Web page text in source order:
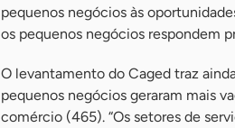
pequenos negócios às
os pequenos negócios respondem
O levantamento do Caged traz
pequenos negócios geraram mais
comércio (465). “Os setores de